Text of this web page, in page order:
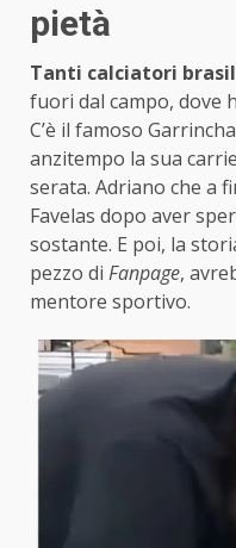
pietà
Tanti calciatori
fuori dal campo, dove
C’è il famoso
anzitempo la sua
serata. Adriano che a
Favelas dopo aver
sostante. E poi, la
pezzo di Fanpage,
mentore sportivo.